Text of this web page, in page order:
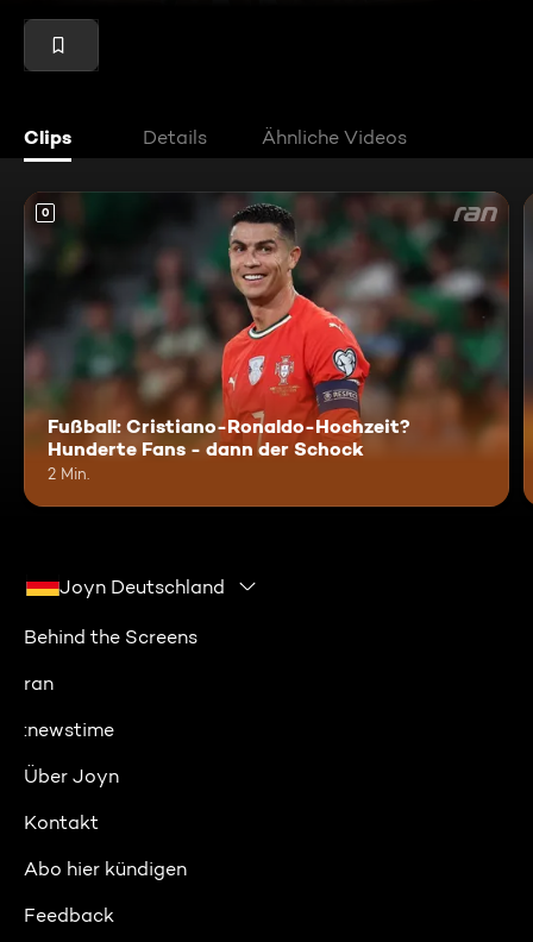
Clips Details Ähnliche Videos
0
Fußball: Cristiano-Ronaldo-Hochzeit?
Hunderte Fans - dann der Schock
2 Min.
Joyn Deutschland
Behind the Screens
ran
:newstime
Über Joyn
Kontakt
Abo hier kündigen
Feedback